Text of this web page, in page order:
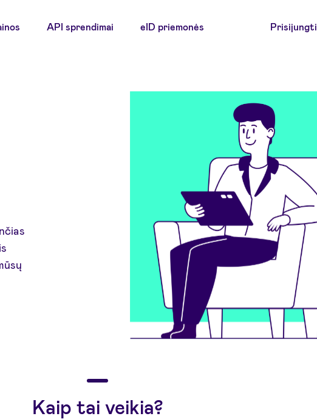
API sprendimai eID priemonės Prisijungti
Kaip tai veikia?